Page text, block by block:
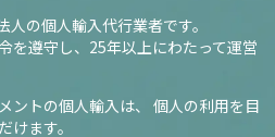
の個人輸入代行業者です。
を遵守し、 25年以上にわたって運営
ントの個人輸入は、
個人の利用を目
けます。